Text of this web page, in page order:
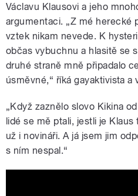
Václavu Klausovi a jeho
argumentaci. „Z mé herecké
vztek nikam nevede. K
občas vybuchnu a hlasitě se
druhé straně mně připadalo
úsměvné,“ říká gayaktivista a
„Když zaznělo slovo Kikina
lidé se mě ptali, jestli je
už i novináři. A já jsem jim
s ním nespal.“